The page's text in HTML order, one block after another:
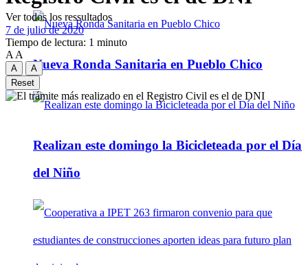
Nueva Ronda Sanitaria en Pueblo Chico
Realizan este domingo la Bicicleteada por el Día
del Niño
Ver todos los ressultados
7 de julio de 2020
Tiempo de lectura: 1 minuto
A A
A
A
Reset